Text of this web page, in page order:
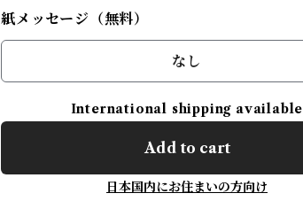
紙メッセージ（無料）
なし
International shipping available
Add to cart
日本国内にお住まいの方向け